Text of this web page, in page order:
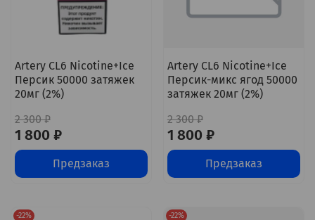
Artery CL6 Nicotine+Ice
Персик 50000 затяжек
20мг (2%)
2 300 ₽
1 800 ₽
Предзаказ
Artery CL6 Nicotine+Ice
Персик-микс ягод 50000
затяжек 20мг (2%)
2 300 ₽
1 800 ₽
Предзаказ
-22% -22%